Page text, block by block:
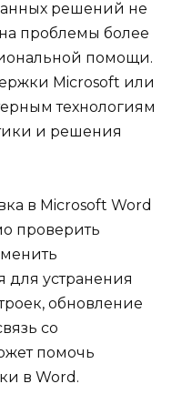
решений не
проблемы более
помощи.
Microsoft или
технологиям
и решения
в Microsoft Word
проверить
для устранения
обновление
со
помочь
в Word.